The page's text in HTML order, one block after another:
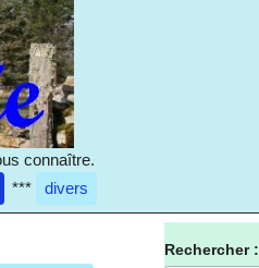
connaître.
*** divers
Rechercher :